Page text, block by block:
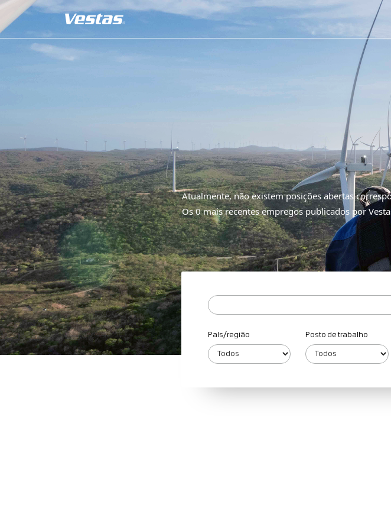
Atualmente, não existem posições abertas
Os 0 mais recentes empregos publicados por
País/região Posto de trabalho